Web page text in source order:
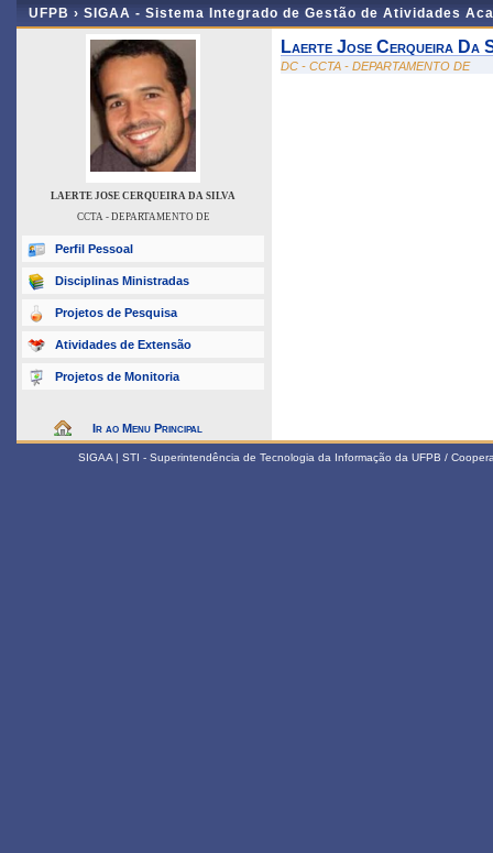
UFPB › SIGAA - Sistema Integrado de Gestão de Atividades
LAERTE JOSE CERQUEIRA DA SILVA
CCTA - DEPARTAMENTO DE
Perfil Pessoal
Disciplinas Ministradas
Projetos de Pesquisa
Atividades de Extensão
Projetos de Monitoria
Ir ao Menu Principal
Laerte Jose Cerqueira Da
DC - CCTA - DEPARTAMENTO DE
SIGAA | STI - Superintendência de Tecnologia da Informação da UFPB /